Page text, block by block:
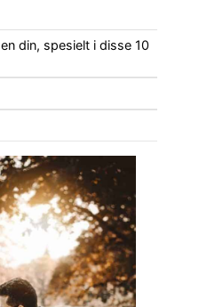
din, spesielt i disse 10